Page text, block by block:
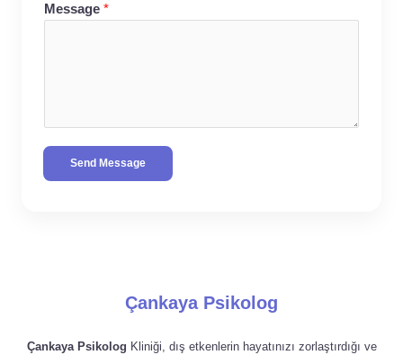
Message *
Send Message
Çankaya Psikolog
Çankaya Psikolog Kliniği, dış etkenlerin hayatınızı zorlaştırdığı ve